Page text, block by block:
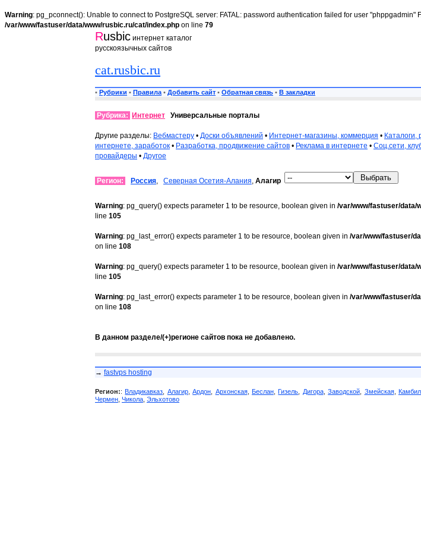
Warning: pg_pconnect(): Unable to connect to PostgreSQL server: FATAL: password authentication failed for user
/var/www/fastuser/data/www/rusbic.ru/cat/index.php on line 79
Rusbic интернет каталог
русскоязычных сайтов
cat.rusbic.ru
• Рубрики • Правила • Добавить сайт • Обратная связь • В закладки
Рубрика: Интернет Универсальные порталы
Другие разделы: Вебмастеру • Доски объявлений • Интернет-магазины, коммерция • Каталоги,
интернете, заработок • Разработка, продвижение сайтов • Реклама в интернете • Соц.сети,
провайдеры • Другое
Регион: Россия, Северная Осетия-Алания, Алагир
Warning: pg_query() expects parameter 1 to be resource, boolean given in /var/www/fastuser/data/
line 105
Warning: pg_last_error() expects parameter 1 to be resource, boolean given in /var/www/fastuser/
on line 108
Warning: pg_query() expects parameter 1 to be resource, boolean given in /var/www/fastuser/data/
line 105
Warning: pg_last_error() expects parameter 1 to be resource, boolean given in /var/www/fastuser/
on line 108
В данном разделе/(+)регионе сайтов пока не добавлено.
→ fastvps hosting
Регион::Владикавказ Алагир,Ардон Архонская, Беслан,Гизель Дигора,Заводской Змейская,
Чермен Чикола Эльхотово